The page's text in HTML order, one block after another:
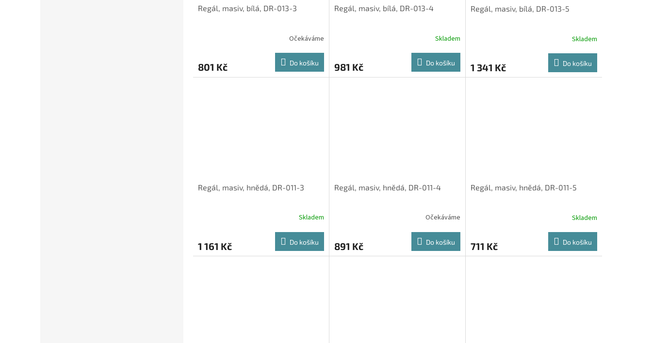
Regál, masiv, bílá, DR-013-3
Očekáváme
801 Kč Do košíku
Regál, masiv, bílá, DR-013-4
Skladem
981 Kč Do košíku
Regál, masiv, bílá, DR-013-5
Skladem
1 341 Kč Do košíku
Regál, masiv, hnědá, DR-011-3
Skladem
1 161 Kč Do košíku
Regál, masiv, hnědá, DR-011-4
Očekáváme
891 Kč Do košíku
Regál, masiv, hnědá, DR-011-5
Skladem
711 Kč Do košíku